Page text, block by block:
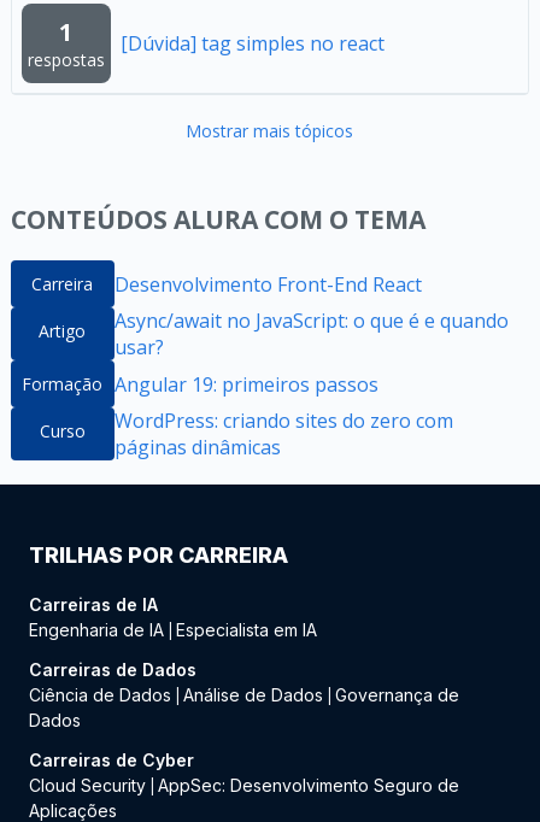
1
respostas
[Dúvida] tag simples no react
Mostrar mais tópicos
CONTEÚDOS ALURA COM O TEMA
Carreira Desenvolvimento Front-End React
Artigo
Async/await no JavaScript: o que é e quando
usar?
Formação Angular 19: primeiros passos
Curso
WordPress: criando sites do zero com
páginas dinâmicas
TRILHAS POR CARREIRA
Carreiras de IA
Engenharia de IA Especialista em IA
Carreiras de Dados
Ciência de Dados
Análise de Dados
Governança de
Dados
Carreiras de Cyber
Cloud Security AppSec: Desenvolvimento Seguro de
Aplicações